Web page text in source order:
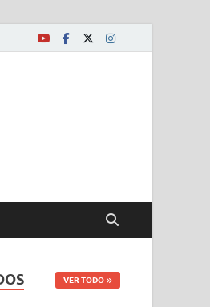
VER TODO